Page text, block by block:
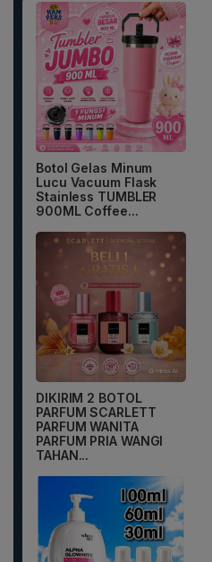
Botol Gelas Minum
Lucu Vacuum Flask
Stainless TUMBLER
900ML Coffee...
DIKIRIM 2 BOTOL
PARFUM SCARLETT
PARFUM WANITA
PARFUM PRIA WANGI
TAHAN...